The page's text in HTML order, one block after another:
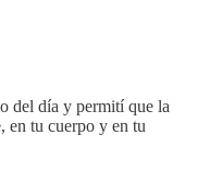
del día y permití que la
en tu cuerpo y en tu